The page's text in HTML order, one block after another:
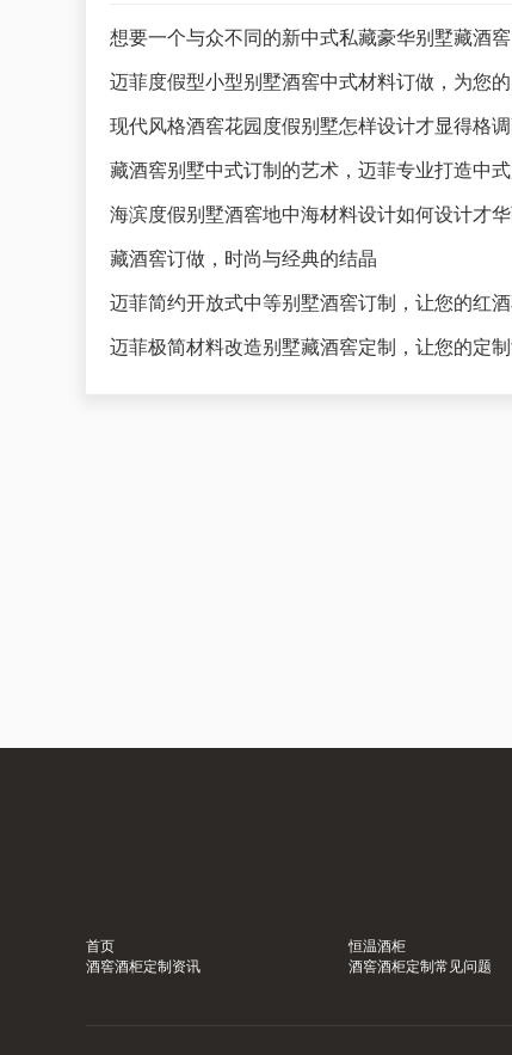
想要一个与众不同的新中式私藏豪华别墅藏酒
迈菲度假型小型别墅酒窖中式材料订做，为您
藏酒窖别墅中式订制的艺术，迈菲专业打造中
海滨度假别墅酒窖地中海材料设计如何设计才
藏酒窖订做，时尚与经典的结晶
迈菲简约开放式中等别墅酒窖订制，让您的红
迈菲极简材料改造别墅藏酒窖定制，让您的定
首页 恒温酒柜
酒窖酒柜定制资讯
酒窖酒柜定制常见问题